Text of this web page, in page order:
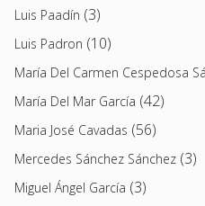
Luis Paadín (3)
Luis Padron (10)
María Del Carmen Cespedosa
María Del Mar García (42)
Maria José Cavadas (56)
Mercedes Sánchez Sánchez (3)
Miguel Ángel García (3)